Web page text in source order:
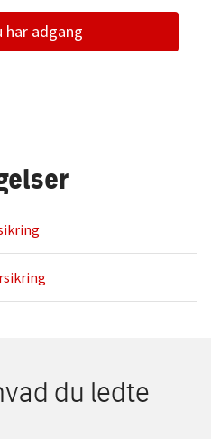
har adgang
du ledte